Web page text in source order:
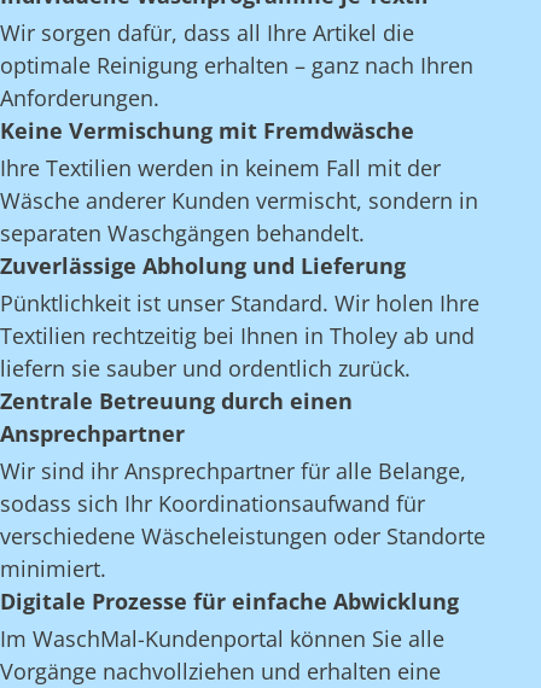
Wir sorgen dafür, dass all Ihre Artikel die
optimale Reinigung erhalten – ganz nach Ihren
Anforderungen.
Keine Vermischung mit Fremdwäsche
Ihre Textilien werden in keinem Fall mit der
Wäsche anderer Kunden vermischt, sondern in
separaten Waschgängen behandelt.
Zuverlässige Abholung und Lieferung
Pünktlichkeit ist unser Standard. Wir holen Ihre
Textilien rechtzeitig bei Ihnen in Tholey ab und
liefern sie sauber und ordentlich zurück.
Zentrale Betreuung durch einen
Ansprechpartner
Wir sind ihr Ansprechpartner für alle Belange,
sodass sich Ihr Koordinationsaufwand für
verschiedene Wäscheleistungen oder Standorte
minimiert.
Digitale Prozesse für einfache Abwicklung
Im WaschMal-Kundenportal können Sie alle
Vorgänge nachvollziehen und erhalten eine